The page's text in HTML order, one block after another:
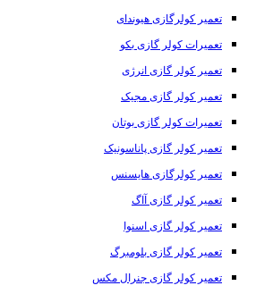
تعمیر کولرگازی هیوندای
تعمیرات کولر گازی بکو
تعمیر کولر گازی انرژی
تعمیر کولر گازی مجیک
تعمیرات کولر گازی بوتان
تعمیر کولر گازی پاناسونیک
تعمیر کولرگازی هایسنس
تعمیر کولر گازی آاگ
تعمیر کولر گازی اسنوا
تعمیر کولر گازی بلومبرگ
تعمیر کولر گازی جنرال مکس